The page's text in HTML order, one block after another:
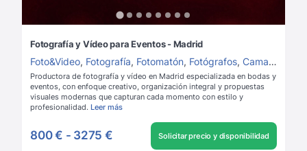
Fotografía y Vídeo para Eventos - Madrid
Foto&Video, Fotografía, Fotomatón, Fotógrafos, Camarógrafos
Productora de fotografía y vídeo en Madrid especializada en bodas y
eventos, con enfoque creativo, organización integral y propuestas
visuales modernas que capturan cada momento con estilo y
profesionalidad. Leer más
800 € - 3275 € Solicitar precio y disponibilidad